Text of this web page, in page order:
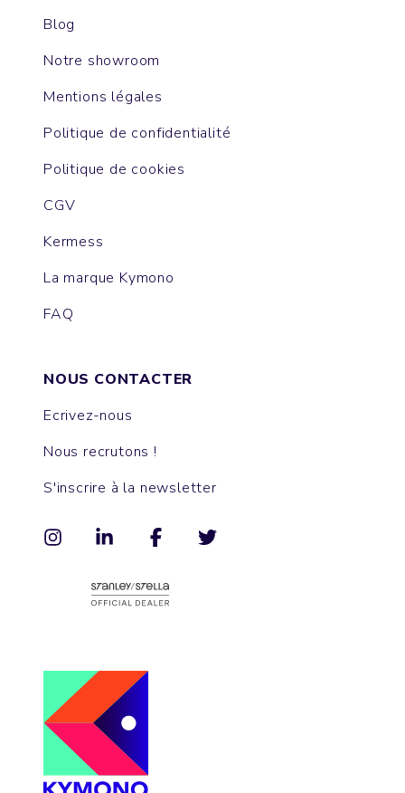
Blog
Notre showroom
Mentions légales
Politique de confidentialité
Politique de cookies
CGV
Kermess
La marque Kymono
FAQ
NOUS CONTACTER
Ecrivez-nous
Nous recrutons !
S'inscrire à la newsletter